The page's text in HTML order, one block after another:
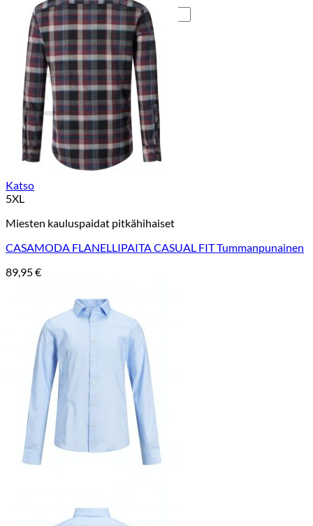
Etsi:
Ostoskori
Ostoskori on tyhjä.
Takaisin kauppaan
Katso
5XL
Miesten kauluspaidat pitkähihaiset
CASAMODA FLANELLIPAITA CASUAL FIT Tummanpunainen
89,95€